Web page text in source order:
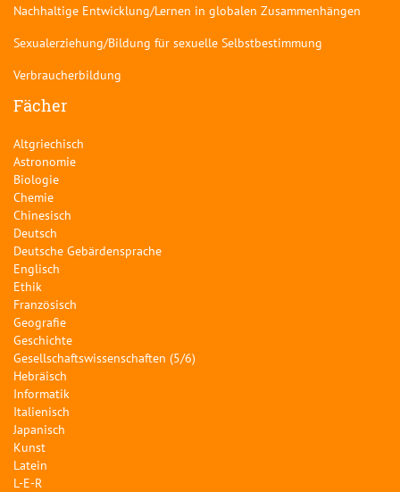
Nachhaltige Entwicklung/Lernen in globalen Zusammenhängen
Sexualerziehung/Bildung für sexuelle Selbstbestimmung
Verbraucherbildung
Fächer
Altgriechisch
Astronomie
Biologie
Chemie
Chinesisch
Deutsch
Deutsche Gebärdensprache
Englisch
Ethik
Französisch
Geografie
Geschichte
Gesellschaftswissenschaften (5/6)
Hebräisch
Informatik
Italienisch
Japanisch
Kunst
Latein
L-E-R